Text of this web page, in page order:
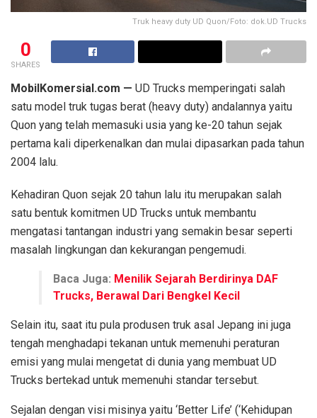
Truk heavy duty UD Quon/Foto: dok.UD Trucks
0
SHARES
MobilKomersial.com — UD Trucks memperingati salah
satu model truk tugas berat (heavy duty) andalannya yaitu
Quon yang telah memasuki usia yang ke-20 tahun sejak
pertama kali diperkenalkan dan mulai dipasarkan pada tahun
2004 lalu.
Kehadiran Quon sejak 20 tahun lalu itu merupakan salah
satu bentuk komitmen UD Trucks untuk membantu
mengatasi tantangan industri yang semakin besar seperti
masalah lingkungan dan kekurangan pengemudi.
Baca Juga: Menilik Sejarah Berdirinya DAF
Trucks, Berawal Dari Bengkel Kecil
Selain itu, saat itu pula produsen truk asal Jepang ini juga
tengah menghadapi tekanan untuk memenuhi peraturan
emisi yang mulai mengetat di dunia yang membuat UD
Trucks bertekad untuk memenuhi standar tersebut.
Sejalan dengan visi misinya yaitu ‘Better Life’ (‘Kehidupan